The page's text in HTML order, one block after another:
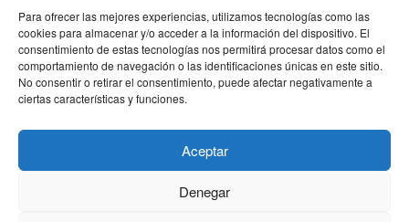
Para ofrecer las mejores experiencias, utilizamos tecnologías como las
cookies para almacenar y/o acceder a la información del dispositivo. El
consentimiento de estas tecnologías nos permitirá procesar datos como el
comportamiento de navegación o las identificaciones únicas en este sitio.
No consentir o retirar el consentimiento, puede afectar negativamente a
ciertas características y funciones.
Aceptar
Denegar
proyecto PS4 python Raspberryraspberrypi
raspbian review Servidor Web Sostenibilidad
tecnológicaTecnología torrent
transmissiontutorial ubuntu server Windows